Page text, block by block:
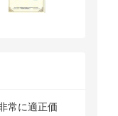
常に適正価